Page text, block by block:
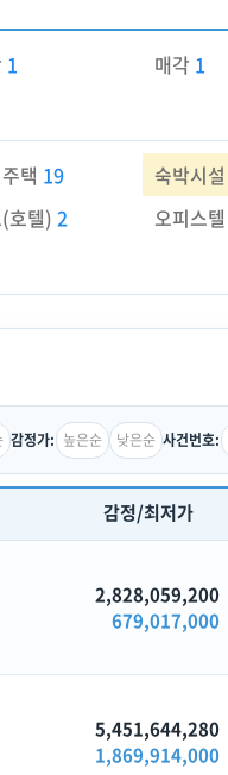
1 매각 1
택 19 숙박시설
(호텔)2 오피스텔
감정가: 높은순 낮은순 사건번호:
감정/최저가
2,828,059,200
679,017,000
5,451,644,280
1,869,914,000